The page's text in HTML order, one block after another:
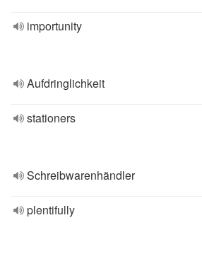
importunity
Aufdringlichkeit
stationers
Schreibwarenhändler
plentifully